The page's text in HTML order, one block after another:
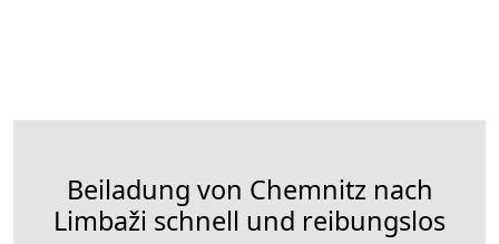
Beiladung von Chemnitz nach
Limbaži schnell und reibungslos